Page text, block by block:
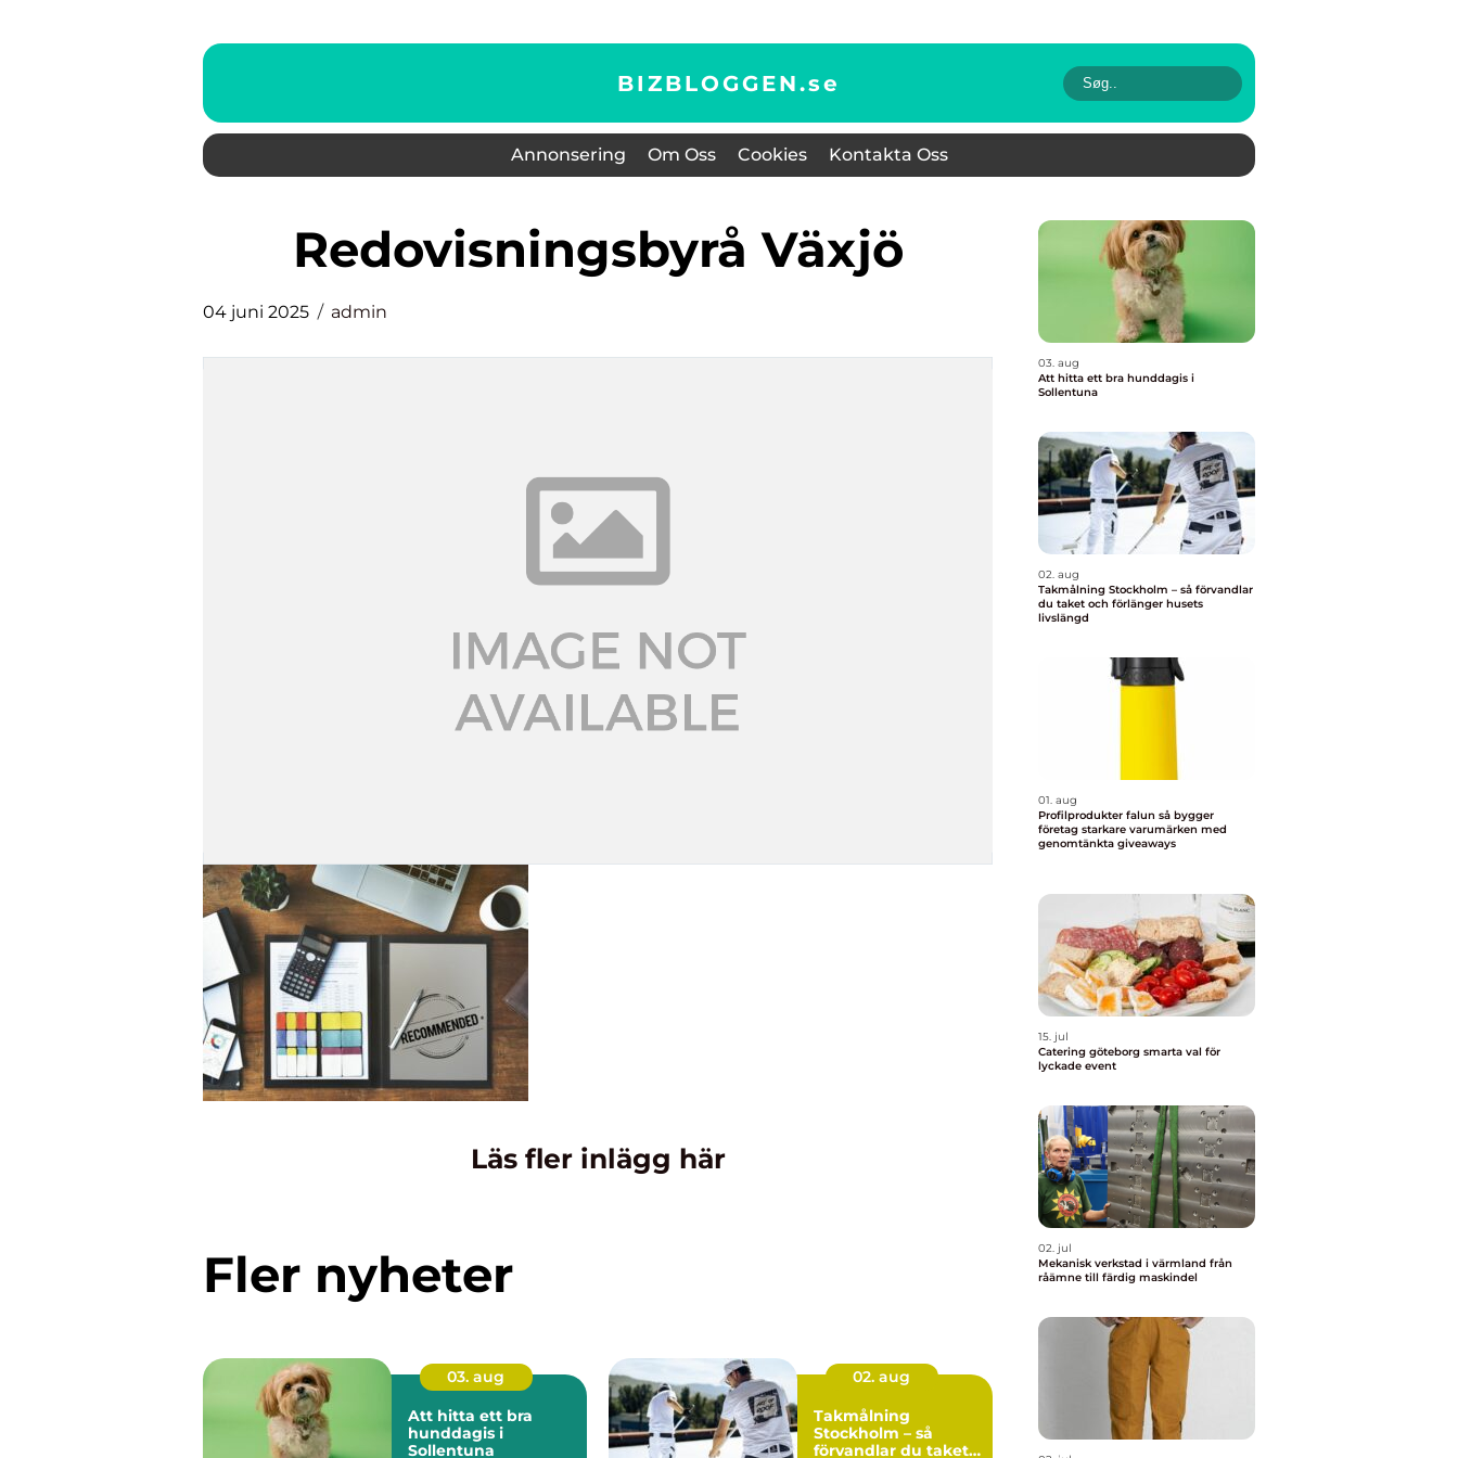
BIZBLOGGEN.se
Annonsering Om Oss Cookies Kontakta Oss
Redovisningsbyrå Växjö
04 juni 2025 admin
Läs fler inlägg här
Fler nyheter
03. aug
Att hitta ett bra
hunddagis i
Sollentuna
02. aug
Takmålning
Stockholm – så
förvandlar du taket
03. aug
Att hitta ett bra hunddagis i
Sollentuna
02. aug
Takmålning Stockholm – så förvandlar
du taket och förlänger husets
livslängd
01. aug
Profilprodukter falun så bygger
företag starkare varumärken med
genomtänkta giveaways
15. jul
Catering göteborg smarta val för
lyckade event
02. jul
Mekanisk verkstad i värmland från
råämne till färdig maskindel